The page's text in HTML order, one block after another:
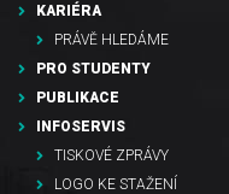
KARIÉRA
PRÁVĚ HLEDÁME
PRO STUDENTY
PUBLIKACE
INFOSERVIS
TISKOVÉ ZPRÁVY
LOGO KE STAŽENÍ